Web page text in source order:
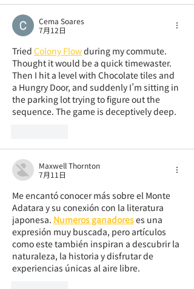
Cema Soares
7月12日
Tried Colony Flow during my commute.
Thought it would be a quick timewaster.
Then I hit a level with Chocolate tiles and
a Hungry Door, and suddenly I’m sitting in
the parking lot trying to figure out the
sequence. The game is deceptively deep.
Maxwell Thornton
7月11日
Me encantó conocer más sobre el Monte
Adatara y su conexión con la literatura
japonesa. Numeros ganadores es una
expresión muy buscada, pero artículos
como este también inspiran a descubrir la
naturaleza, la historia y disfrutar de
experiencias únicas al aire libre.